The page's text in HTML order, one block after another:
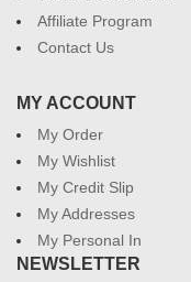
Affiliate Program
Contact Us
MY ACCOUNT
My Order
My Wishlist
My Credit Slip
My Addresses
My Personal In
NEWSLETTER